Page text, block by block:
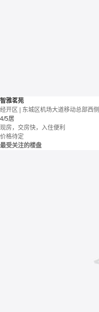
智雅茗苑
经开区 | 东城区机场大道移动总部西侧
4/5居
现房，交房快，入住便利
价格待定
最受关注的楼盘